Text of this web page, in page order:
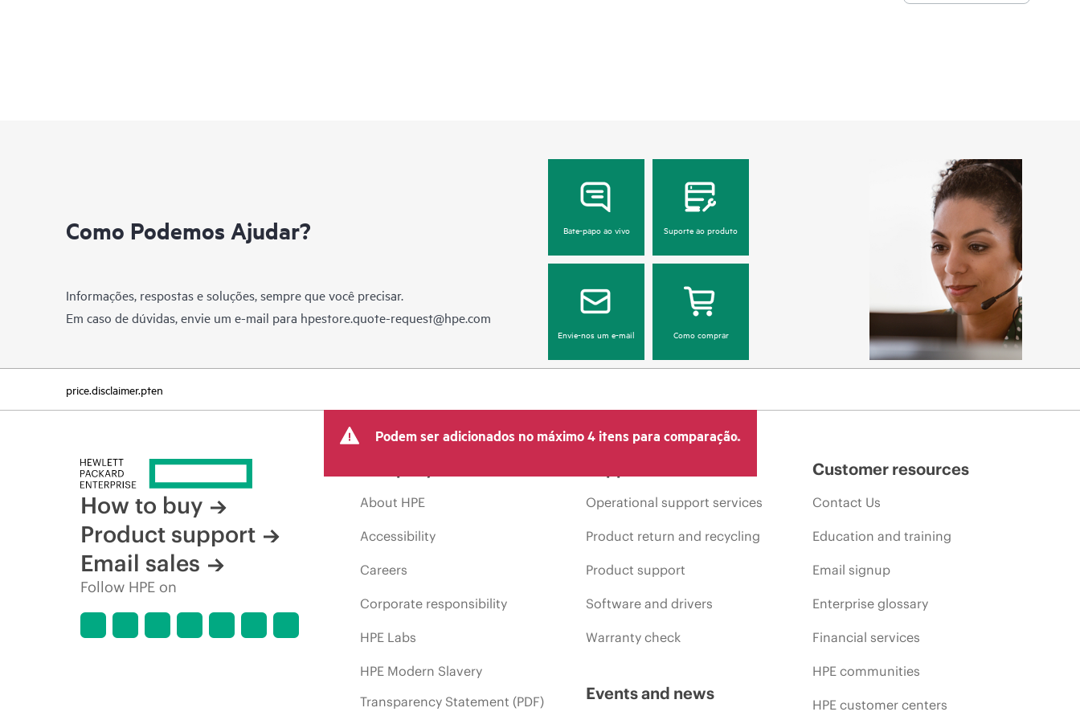
Como Podemos Ajudar?
Informações, respostas e soluções, sempre que você precisar.
Em caso de dúvidas, envie um e-mail para hpestore.quote-request@hpe.com
Bate-papo ao vivo Suporte ao produto
Envie-nos um e-mail Como comprar
price.disclaimer.pten
Podem ser adicionados no máximo 4 itens para comparação.
How to buy
Product support
Email sales
Follow HPE on
About HPE
Accessibility
Careers
Corporate responsibility
HPE Labs
HPE Modern Slavery
Transparency Statement (PDF)
Operational support services
Product return and recycling
Product support
Software and drivers
Warranty check
Events and news
Customer resources
Contact Us
Education and training
Email signup
Enterprise glossary
Financial services
HPE communities
HPE customer centers